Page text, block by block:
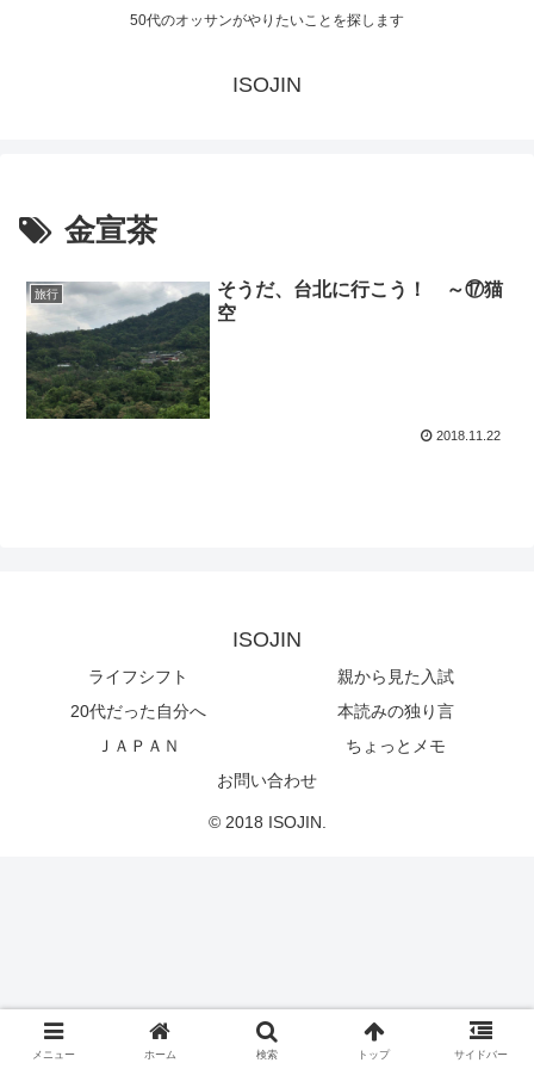
50代のオッサンがやりたいことを探します
ISOJIN
金宣茶
旅行
そうだ、台北に行こう！ ～⑰猫
空
2018.11.22
ISOJIN
ライフシフト
親から見た入試
20代だった自分へ
本読みの独り言
ＪＡＰＡＮ
ちょっとメモ
お問い合わせ
© 2018 ISOJIN.
メニュー ホーム 検索 トップ サイドバー